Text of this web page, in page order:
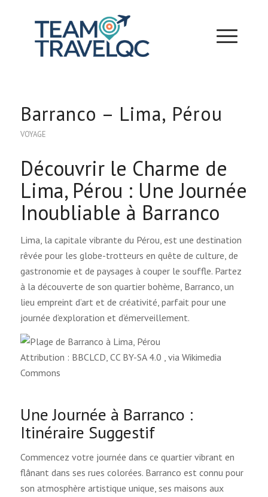
Barranco – Lima, Pérou
VOYAGE
Découvrir le Charme de
Lima, Pérou : Une Journée
Inoubliable à Barranco
Lima, la capitale vibrante du Pérou, est une destination
rêvée pour les globe-trotteurs en quête de culture, de
gastronomie et de paysages à couper le souffle. Partez
à la découverte de son quartier bohème, Barranco, un
lieu empreint d’art et de créativité, parfait pour une
journée d’exploration et d’émerveillement.
Attribution : BBCLCD, CC BY-SA 4.0 , via Wikimedia
Commons
Une Journée à Barranco :
Itinéraire Suggestif
Commencez votre journée dans ce quartier vibrant en
flânant dans ses rues colorées. Barranco est connu pour
son atmosphère artistique unique, ses maisons aux